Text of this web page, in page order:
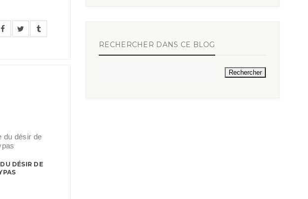
DÉSIR DE
RECHERCHER DANS CE BLOG